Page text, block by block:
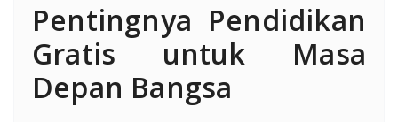
Pentingnya Pendidikan
Gratis untuk Masa
Depan Bangsa